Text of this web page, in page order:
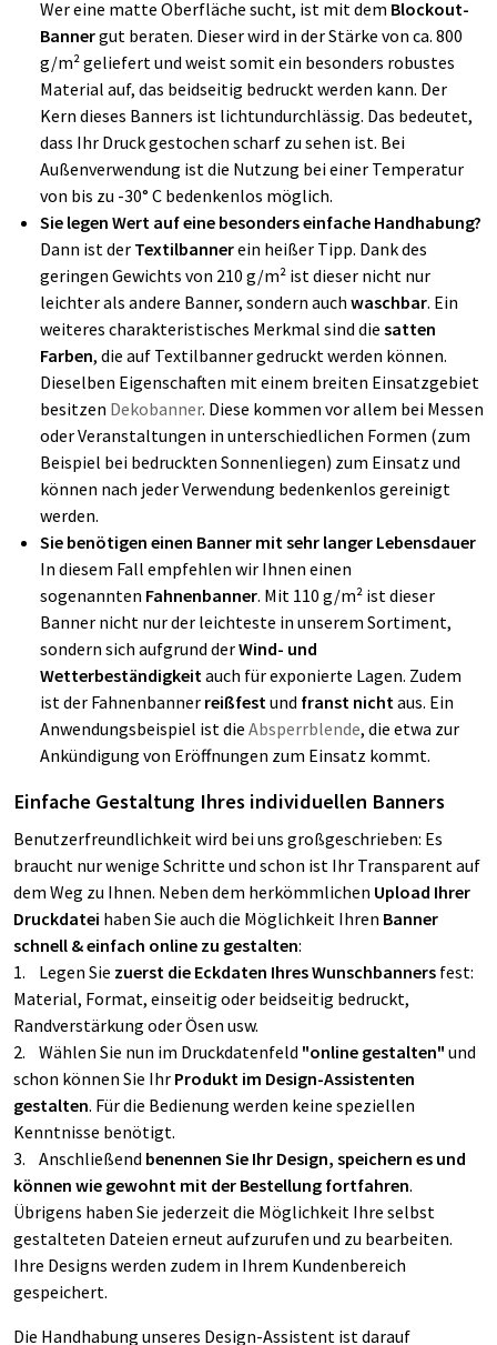
Wer eine matte Oberfläche sucht, ist mit dem Blockout-
Bannergut beraten. Dieser wird in der Stärke von ca. 800
g/m² geliefert und weist somit ein besonders robustes
Material auf, das beidseitig bedruckt werden kann. Der
Kern dieses Banners ist lichtundurchlässig. Das bedeutet,
dass Ihr Druck gestochen scharf zu sehen ist. Bei
Außenverwendung ist die Nutzung bei einer Temperatur
von bis zu -30° C bedenkenlos möglich.
Sie legen Wert auf eine besonders einfache Handhabung?
Dann ist der Textilbannerein heißer Tipp. Dank des
geringen Gewichts von 210 g/m² ist dieser nicht nur
leichter als andere Banner, sondern auch waschbar. Ein
weiteres charakteristisches Merkmal sind die satten
Farben, die auf Textilbanner gedruckt werden können.
Dieselben Eigenschaften mit einem breiten Einsatzgebiet
besitzen Dekobanner. Diese kommen vor allem bei Messen
oder Veranstaltungen in unterschiedlichen Formen (zum
Beispiel bei bedruckten Sonnenliegen) zum Einsatz und
können nach jeder Verwendung bedenkenlos gereinigt
werden.
Sie benötigen einen Banner mit sehr langer Lebensdauer
In diesem Fall empfehlen wir Ihnen einen
sogenannten Fahnenbanner. Mit 110 g/m² ist dieser
Banner nicht nur der leichteste in unserem Sortiment,
sondern sich aufgrund derWind- und
Wetterbeständigkeit auch für exponierte Lagen. Zudem
ist der Fahnenbanner reißfest und franst nicht aus. Ein
Anwendungsbeispiel ist die Absperrblende, die etwa zur
Ankündigung von Eröffnungen zum Einsatz kommt.
Einfache Gestaltung Ihres individuellen Banners
Benutzerfreundlichkeit wird bei uns großgeschrieben: Es
braucht nur wenige Schritte und schon ist Ihr Transparent auf
dem Weg zu Ihnen. Neben dem herkömmlichen Upload Ihrer
Druckdatei haben Sie auch die Möglichkeit Ihren Banner
schnell & einfach online zu gestalten:
1. Legen Sie zuerst die Eckdaten Ihres Wunschbanners fest:
Material, Format, einseitig oder beidseitig bedruckt,
Randverstärkung oder Ösen usw.
2. Wählen Sie nun im Druckdatenfeld "online gestalten" und
schon können Sie Ihr Produkt im Design-Assistenten
gestalten. Für die Bedienung werden keine speziellen
Kenntnisse benötigt.
3. Anschließend benennen Sie Ihr Design, speichern es und
können wie gewohnt mit der Bestellung fortfahren.
Übrigens haben Sie jederzeit die Möglichkeit Ihre selbst
gestalteten Dateien erneut aufzurufen und zu bearbeiten.
Ihre Designs werden zudem in Ihrem Kundenbereich
gespeichert.
Die Handhabung unseres Design-Assistent ist darauf